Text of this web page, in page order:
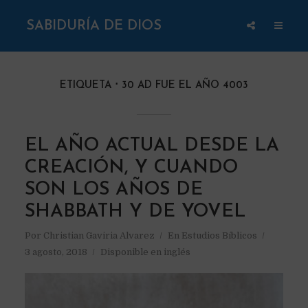
SABIDURÍA DE DIOS
ETIQUETA 30 AD FUE EL AÑO 4003
EL AÑO ACTUAL DESDE LA
CREACIÓN, Y CUANDO
SON LOS AÑOS DE
SHABBATH Y DE YOVEL
Por Christian Gaviria Alvarez En Estudios Bíblicos
3 agosto, 2018
Disponible en inglés